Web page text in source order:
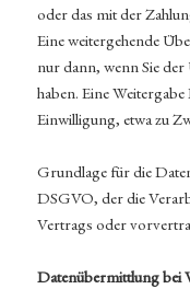
oder das mit der
Eine weitergehende
nur dann, wenn Sie
haben. Eine
Einwilligung, etwa zu
Grundlage für die
DSGVO, der die
Vertrags oder
Datenübermittlung bei